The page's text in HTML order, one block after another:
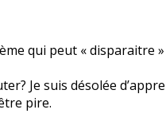
qui peut «
Je suis désolée
pire.